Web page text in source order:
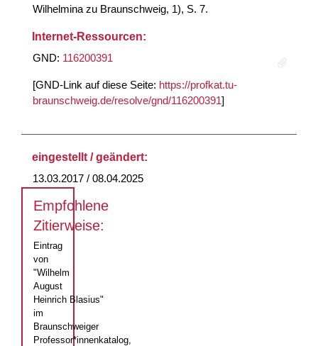
Wilhelmina zu Braunschweig, 1), S. 7.
Internet-Ressourcen:
GND: 116200391
[GND-Link auf diese Seite: https://profkat.tu-
braunschweig.de/resolve/gnd/116200391]
eingestellt / geändert:
13.03.2017 / 08.04.2025
Empfohlene
Zitierweise:
Eintrag
von
"Wilhelm
August
Heinrich Blasius"
im
Braunschweiger
Professor*innenkatalog,